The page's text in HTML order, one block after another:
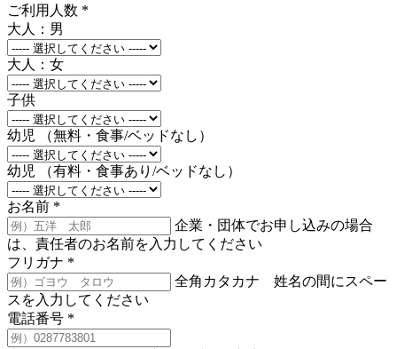
ご利用人数 *
大人：男
大人：女
子供
幼児 （無料・食事/ベッドなし）
幼児 （有料・食事あり/ベッドなし）
お名前 *
企業・団体でお申し込みの場合
は、責任者のお名前を入力してください
フリガナ *
全角カタカナ 姓名の間にスペー
スを入力してください
電話番号 *